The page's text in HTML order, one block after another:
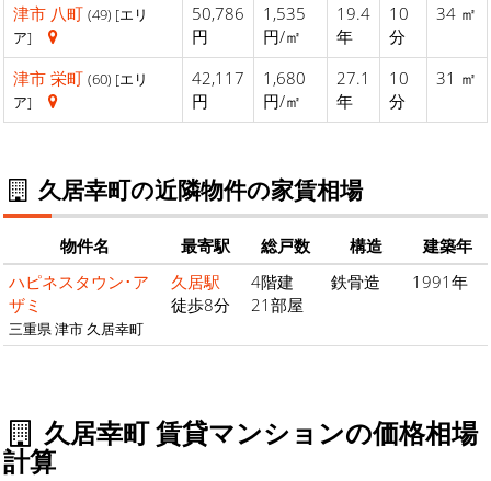
津市 八町 (49) [エリ
ア]
50,786
円
1,535
円/㎡
19.4
年
10
分
34 ㎡
津市 栄町 (60) [エリ
ア]
42,117
円
1,680
円/㎡
27.1
年
10
分
31 ㎡
久居幸町の近隣物件の家賃相場
物件名 最寄駅 総戸数 構造
建築年
ハピネスタウン･ア
ザミ
三重県 津市 久居幸町
久居駅
徒歩8分
4階建
21部屋
鉄骨造 1991年
久居幸町 賃貸マンションの価格相場
計算